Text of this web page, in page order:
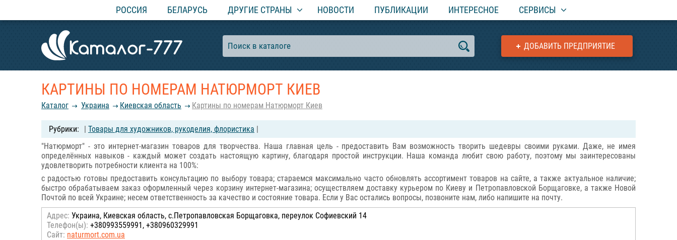
РОССИЯ БЕЛАРУСЬ ДРУГИЕ СТРАНЫ НОВОСТИ ПУБЛИКАЦИИ ИНТЕРЕСНОЕ СЕРВИСЫ
ДОБАВИТЬ ПРЕДПРИЯТИЕ
КАРТИНЫ ПО НОМЕРАМ НАТЮРМОРТ КИЕВ
Каталог Украина Киевская область Картины по номерам Натюрморт Киев
| Товары для художников, рукоделия, флористика |
"Натюрморт" - это интернет-магазин товаров для творчества. Наша главная цель - предоставить Вам возможность творить шедевры своими руками. Даже, не имея
определённых навыков - каждый может создать настоящую картину, благодаря простой инструкции. Наша команда любит свою работу, поэтому мы заинтересованы
удовлетворить потребности клиента на 100%:
с радостью готовы предоставить консультацию по выбору товара; стараемся максимально часто обновлять ассортимент товаров на сайте, а также актуальное наличие;
быстро обрабатываем заказ оформленный через корзину интернет-магазина; осуществляем доставку курьером по Киеву и Петропавловской Борщаговке, а также Новой
Почтой по всей Украине; несем ответственность за качество и состояние товара. Если у Вас остались вопросы, позвоните нам, либо напишите на почту.
Адрес: Украина, Киевская область, с.Петропавловская Борщаговка, переулок Софиевский 14
Телефон(ы): +380993559991, +380960329991
Сайт: naturmort.com.ua